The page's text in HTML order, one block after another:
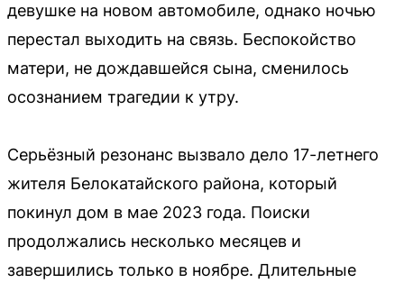
девушке на новом автомобиле, однако ночью
перестал выходить на связь. Беспокойство
матери, не дождавшейся сына, сменилось
осознанием трагедии к утру.
Серьёзный резонанс вызвало дело 17-летнего
жителя Белокатайского района, который
покинул дом в мае 2023 года. Поиски
продолжались несколько месяцев и
завершились только в ноябре. Длительные